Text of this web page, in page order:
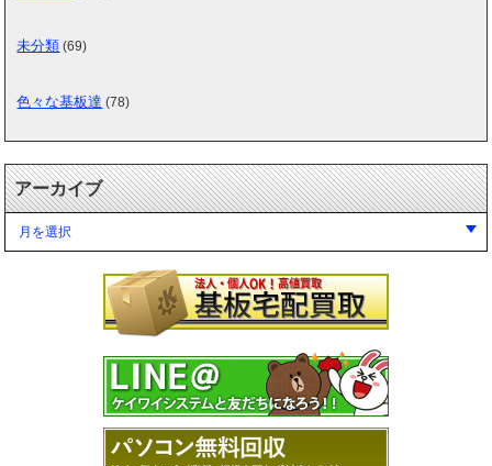
未分類 (69)
色々な基板達 (78)
アーカイブ